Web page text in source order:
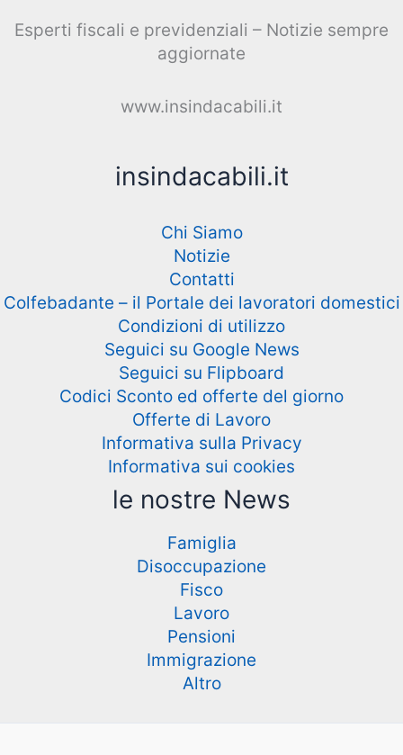
Esperti fiscali e previdenziali – Notizie sempre
aggiornate
www.insindacabili.it
insindacabili.it
Chi Siamo
Notizie
Contatti
Colfebadante – il Portale dei lavoratori domestici
Condizioni di utilizzo
Seguici su Google News
Seguici su Flipboard
Codici Sconto ed offerte del giorno
Offerte di Lavoro
Informativa sulla Privacy
Informativa sui cookies
le nostre News
Famiglia
Disoccupazione
Fisco
Lavoro
Pensioni
Immigrazione
Altro